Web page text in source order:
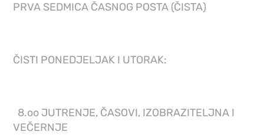
PRVA SEDMICA ČASNOG POSTA (ČISTA)
ČISTI PONEDJELJAK I UTORAK:
8.oo JUTRENJE, ČASOVI, IZOBRAZITELJNA I
VEČERNJE